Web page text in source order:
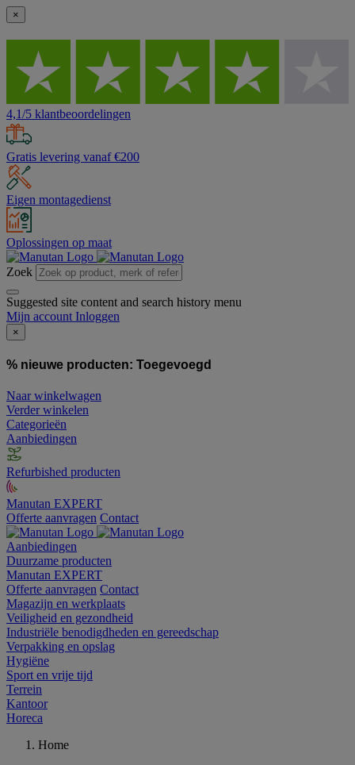
×
4,1/5 klantbeoordelingen
Gratis levering vanaf €200
Eigen montagedienst
Oplossingen op maat
Zoek
Suggested site content and search history menu
Mijn account Inloggen
×
% nieuwe producten: Toegevoegd
Naar winkelwagen
Verder winkelen
Categorieën
Aanbiedingen
Refurbished producten
Manutan EXPERT
Offerte aanvragen Contact
Aanbiedingen
Duurzame producten
Manutan EXPERT
Offerte aanvragen Contact
Magazijn en werkplaats
Veiligheid en gezondheid
Industriële benodigdheden en gereedschap
Verpakking en opslag
Hygiëne
Sport en vrije tijd
Terrein
Kantoor
Horeca
Home